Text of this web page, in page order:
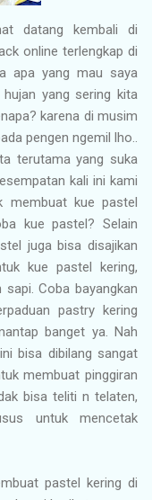
datang kembali di
online terlengkap di
apa yang mau saya
yang sering kita
karena di musim
pengen ngemil lho..
terutama yang suka
kali ini kami
membuat kue pastel
kue pastel? Selain
juga bisa disajikan
kue pastel kering,
Coba bayangkan
pastry kering
banget ya. Nah
bisa dibilang sangat
membuat pinggiran
bisa teliti n telaten,
untuk mencetak
pastel kering di